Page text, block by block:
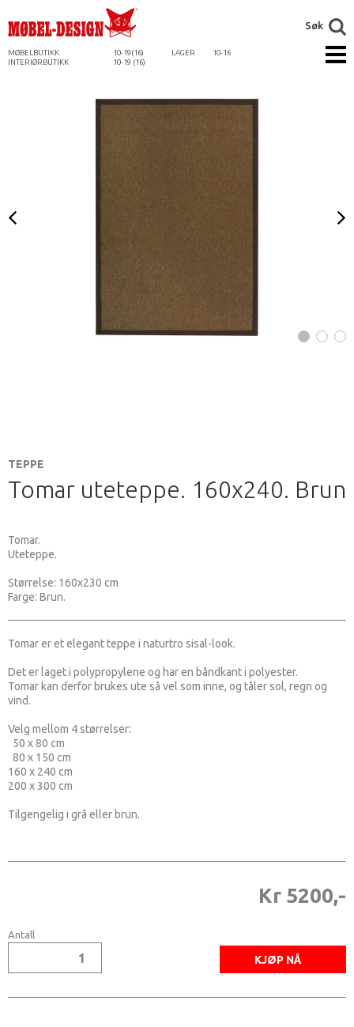
MØBELBUTIKK 10-19(16) LAGER
10-16
INTERIØRBUTIKK
10-19 (16)
Søk
TEPPE
Tomar uteteppe. 160x240. Brun
Tomar.
Uteteppe.
Størrelse: 160x230 cm
Farge: Brun.
Tomar er et elegant teppe i naturtro sisal-look.
Det er laget i polypropylene og har en båndkant i polyester.
Tomar kan derfor brukes ute så vel som inne, og tåler sol, regn og
vind.
Velg mellom 4 størrelser:
50 x 80 cm
80 x 150 cm
160 x 240 cm
200 x 300 cm
Tilgengelig i grå eller brun.
Kr 5200,-
Antall